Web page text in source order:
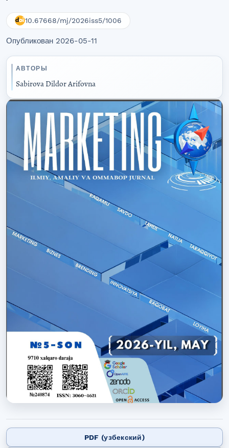
10.67668/mj/2026iss5/1006
Опубликован 2026-05-11
АВТОРЫ
Sabirova Dildor Arifovna
PDF (узбекский)